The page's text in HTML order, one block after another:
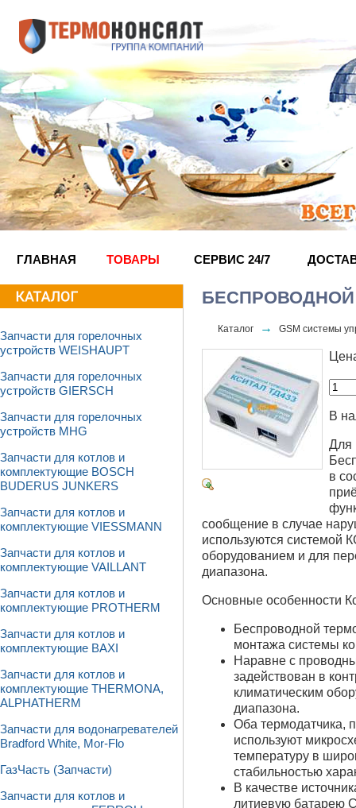
ГЛАВНАЯ ТОВАРЫ СЕРВИС 24/7
Запчасти для горелочных
устройств WEISHAUPT
Запчасти для горелочных
устройств GIERSCH
Запчасти для горелочных
устройств MHG
Запчасти для котлов и
комплектующие BOSCH
BUDERUS JUNKERS
Запчасти для котлов и
комплектующие VIESSMANN
Запчасти для котлов и
комплектующие VAILLANT
Запчасти для котлов и
комплектующие PROTHERM
Запчасти для котлов и
комплектующие BAXI
Запчасти для котлов и
комплектующие THERMONA,
ALPHATHERM
Запчасти для водонагревателей
Bradford White, Mor-Flo
ГазЧасть (Запчасти)
Запчасти для котлов и
БЕСПРОВОДНОЙ
Каталог → GSM системы
В
Для
в
сообщение в случае
используются системой
оборудованием и для
диапазона.
Основные особенности
Беспроводной
монтажа системы
Наравне с
задействован в
климатическим
диапазона.
Оба термодатчика,
используют
температуру в
стабильностью
В качестве
литиевую батарею